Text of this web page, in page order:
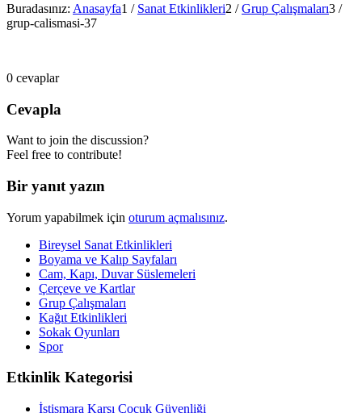
Buradasınız: Anasayfa1 / Sanat Etkinlikleri2 / Grup Çalışmaları3 /
grup-calismasi-37
0 cevaplar
Cevapla
Want to join the discussion?
Feel free to contribute!
Bir yanıt yazın
Yorum yapabilmek için oturum açmalısınız.
Bireysel Sanat Etkinlikleri
Boyama ve Kalıp Sayfaları
Cam, Kapı, Duvar Süslemeleri
Çerçeve ve Kartlar
Grup Çalışmaları
Kağıt Etkinlikleri
Sokak Oyunları
Spor
Etkinlik Kategorisi
İstismara Karşı Çocuk Güvenliği